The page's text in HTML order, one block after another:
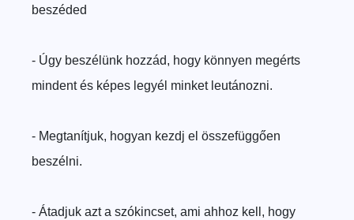
beszéded
- Úgy beszélünk hozzád, hogy könnyen megérts
mindent és képes legyél minket leutánozni.
- Megtanítjuk, hogyan kezdj el összefüggően
beszélni.
- Átadjuk azt a szókincset, ami ahhoz kell, hogy